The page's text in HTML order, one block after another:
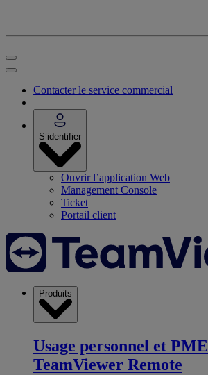
Contacter le service commercial
S’identifier
Ouvrir l’application Web
Management Console
Ticket
Portail client
Produits
Usage personnel et PME
TeamViewer Remote